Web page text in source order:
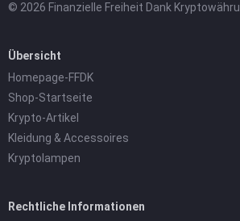
© 2026 Finanzielle Freiheit Dank
Übersicht
Homepage-FFDK
Shop-Startseite
Krypto-Artikel
Kleidung & Accessoires
Kryptolampen
Rechtliche Informationen